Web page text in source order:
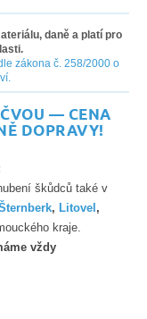
daně a platí pro
zákona č. 258/2000 o
— CENA
DOPRAVY!
škůdců také v
, Litovel ,
kraje.
vždy